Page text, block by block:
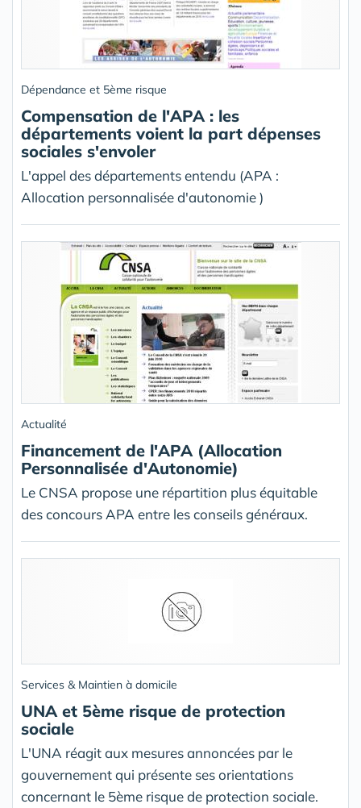
Dépendance et 5ème risque
Compensation de l'APA : les
départements voient la part dépenses
sociales s'envoler
L'appel des départements entendu (APA :
Allocation personnalisée d'autonomie )
Actualité
Financement de l'APA (Allocation
Personnalisée d'Autonomie)
Le CNSA propose une répartition plus équitable
des concours APA entre les conseils généraux.
Services & Maintien à domicile
UNA et 5ème risque de protection
sociale
L'UNA réagit aux mesures annoncées par le
gouvernement qui présente ses orientations
concernant le 5ème risque de protection sociale.